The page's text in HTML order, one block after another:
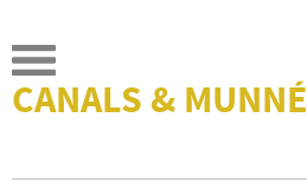
CANALS & MUNNÉ